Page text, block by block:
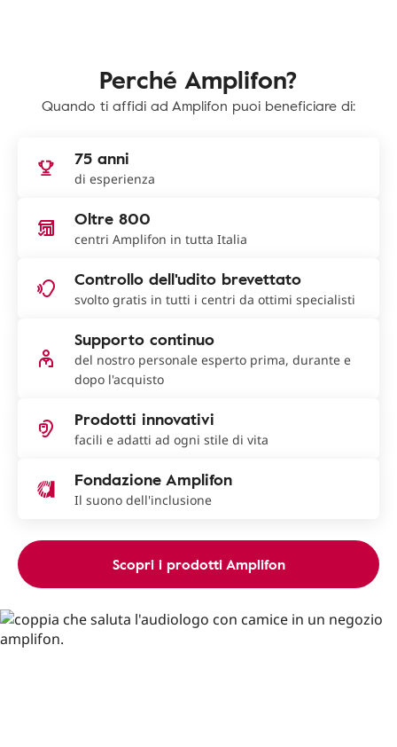
Perché Amplifon?
Quando ti affidi ad Amplifon puoi beneficiare di:
75 anni
di esperienza
Oltre 800
centri Amplifon in tutta Italia
Controllo dell'udito brevettato
svolto gratis in tutti i centri da ottimi specialisti
Supporto continuo
del nostro personale esperto prima, durante e
dopo l'acquisto
Prodotti innovativi
facili e adatti ad ogni stile di vita
Fondazione Amplifon
Il suono dell'inclusione
Scopri i prodotti Amplifon